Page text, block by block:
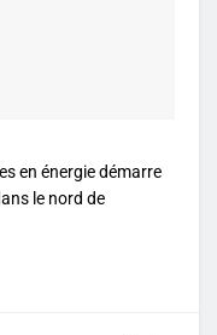
en énergie démarre
le nord de